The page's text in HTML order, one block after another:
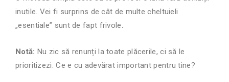
inutile. Vei fi surprins de cât de multe cheltuieli
„esentiale” sunt de fapt frivole.
Notă: Nu zic să renunți la toate plăcerile, ci să le
prioritizezi. Ce e cu adevărat important pentru tine?